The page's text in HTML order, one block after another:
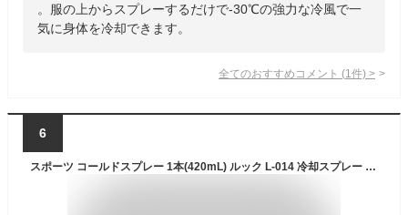
。服の上からスプレーするだけで-30℃の強力な冷風で一
気に身体を冷却できます。
全てのおすすめコメント (1 件) >
6
スポーツ コールドスプレー 1本(420mL) ルック L-014 冷却スプレー アイシング 熱中対策